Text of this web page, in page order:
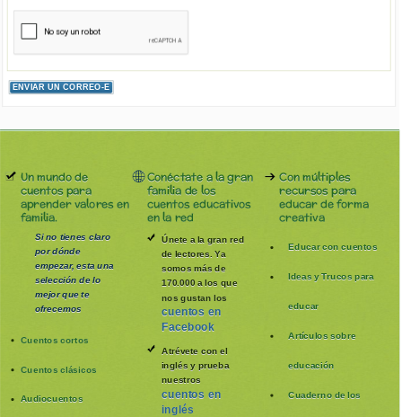
Un mundo de
cuentos para
aprender valores en
familia.
Si no tienes claro
por dónde
empezar, esta una
selección de lo
mejor que te
ofrecemos
Cuentos cortos
Cuentos clásicos
Audiocuentos
Conéctate a la gran
familia de los
cuentos educativos
en la red
Únete a la gran red
de lectores. Ya
somos más de
170.000 a los que
nos gustan los
cuentos en
Facebook
Atrévete con el
inglés y prueba
nuestros
cuentos en
inglés
Con múltiples
recursos para
educar de forma
creativa
Educar con cuentos
Ideas y Trucos para
educar
Artículos sobre
educación
Cuaderno de los